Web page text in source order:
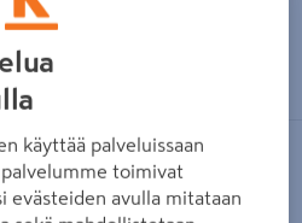
sormilla kosketusnäytöllä
DCD777M2T
käyttää palveluissaan
toimivat
evästeiden avulla mitataan